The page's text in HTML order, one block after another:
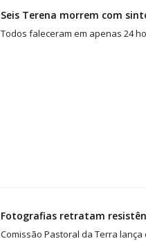
Seis Terena morrem com
Todos faleceram em apenas 24
Fotografias retratam
Comissão Pastoral da Terra